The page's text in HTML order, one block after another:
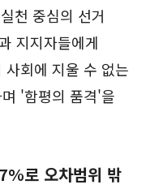
천 중심의 선거
지지자들에게
회에 지울 수 없는
'함평의 품격'을
로 오차범위 밖